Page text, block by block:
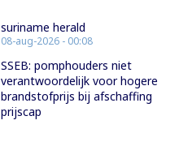
suriname herald
08-aug-2026 - 00:08
SSEB: pomphouders niet
verantwoordelijk voor hogere
brandstofprijs bij afschaffing
prijscap